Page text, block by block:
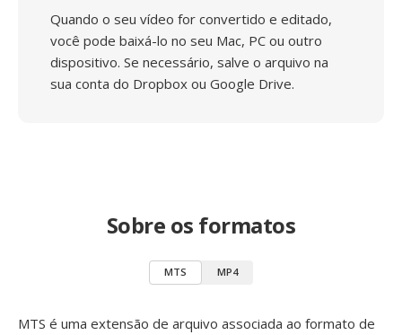
Quando o seu vídeo for convertido e editado,
você pode baixá-lo no seu Mac, PC ou outro
dispositivo. Se necessário, salve o arquivo na
sua conta do Dropbox ou Google Drive.
Sobre os formatos
MTS MP4
MTS é uma extensão de arquivo associada ao formato de